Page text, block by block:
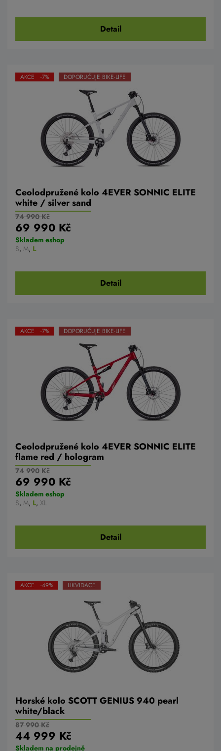
Detail
Ceolodpružené kolo 4EVER SONNIC ELITE
white / silver sand
AKCE -7% DOPORUČUJE BIKE-LIFE
74 990 Kč
69 990 Kč
Skladem eshop
S, M, L
Detail
Ceolodpružené kolo 4EVER SONNIC ELITE
flame red / hologram
AKCE -7% DOPORUČUJE BIKE-LIFE
74 990 Kč
69 990 Kč
Skladem eshop
S, M, L, XL
Detail
Horské kolo SCOTT GENIUS 940 pearl
white/black
AKCE -49% LIKVIDACE
87 990 Kč
44 999 Kč
Skladem na prodejně